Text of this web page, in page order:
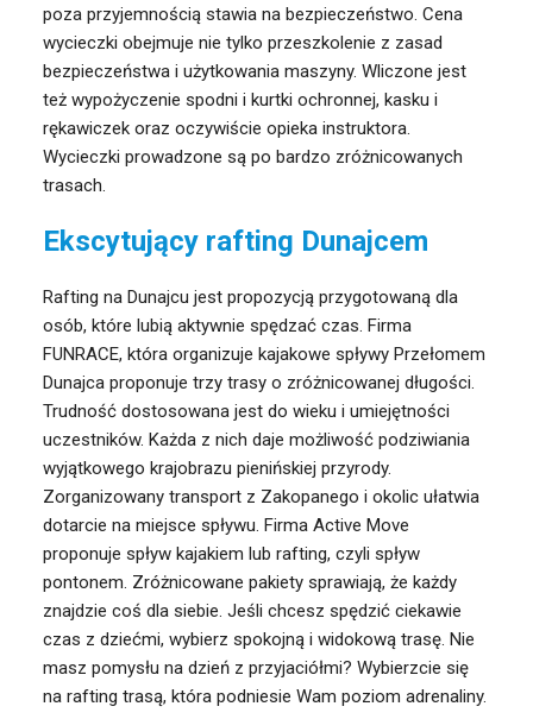
poza przyjemnością stawia na bezpieczeństwo. Cena
wycieczki obejmuje nie tylko przeszkolenie z zasad
bezpieczeństwa i użytkowania maszyny. Wliczone jest
też wypożyczenie spodni i kurtki ochronnej, kasku i
rękawiczek oraz oczywiście opieka instruktora.
Wycieczki prowadzone są po bardzo zróżnicowanych
trasach.
Ekscytujący rafting Dunajcem
Rafting na Dunajcu jest propozycją przygotowaną dla
osób, które lubią aktywnie spędzać czas. Firma
FUNRACE, która organizuje kajakowe spływy Przełomem
Dunajca proponuje trzy trasy o zróżnicowanej długości.
Trudność dostosowana jest do wieku i umiejętności
uczestników. Każda z nich daje możliwość podziwiania
wyjątkowego krajobrazu pienińskiej przyrody.
Zorganizowany transport z Zakopanego i okolic ułatwia
dotarcie na miejsce spływu. Firma Active Move
proponuje spływ kajakiem lub rafting, czyli spływ
pontonem. Zróżnicowane pakiety sprawiają, że każdy
znajdzie coś dla siebie. Jeśli chcesz spędzić ciekawie
czas z dziećmi, wybierz spokojną i widokową trasę. Nie
masz pomysłu na dzień z przyjaciółmi? Wybierzcie się
na rafting trasą, która podniesie Wam poziom adrenaliny.